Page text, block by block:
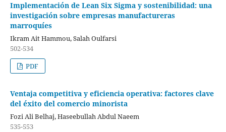
Implementación de Lean Six Sigma y sostenibilidad: una
investigación sobre empresas manufactureras
marroquíes
Ikram Ait Hammou, Salah Oulfarsi
502-534
PDF
Ventaja competitiva y eficiencia operativa: factores clave
del éxito del comercio minorista
Fozi Ali Belhaj, Haseebullah Abdul Naeem
535-553